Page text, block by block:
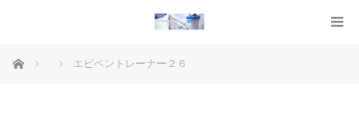
ホーム エピペントレーナー２６